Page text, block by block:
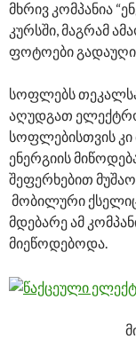
მხრივ კომპანია
კურსში, მაგრამ
ფოტოები
სოფლებს თეკალსა
აღუდგათ
სოფლებისთვის
ენერგიის
შეფერხებით
მობილური
მდებარე ამ
მიეწოდებოდა.